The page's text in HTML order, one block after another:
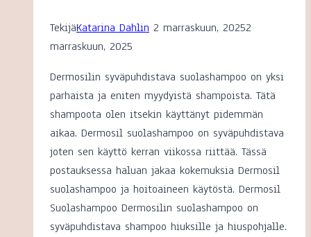
TekijäKatarina Dahlin 2 marraskuun, 20252
marraskuun, 2025
Dermosilin syväpuhdistava suolashampoo on yksi
parhaista ja eniten myydyistä shampoista. Tätä
shampoota olen itsekin käyttänyt pidemmän
aikaa. Dermosil suolashampoo on syväpuhdistava
joten sen käyttö kerran viikossa riittää. Tässä
postauksessa haluan jakaa kokemuksia Dermosil
suolashampoo ja hoitoaineen käytöstä. Dermosil
Suolashampoo Dermosilin suolashampoo on
syväpuhdistava shampoo hiuksille ja hiuspohjalle.